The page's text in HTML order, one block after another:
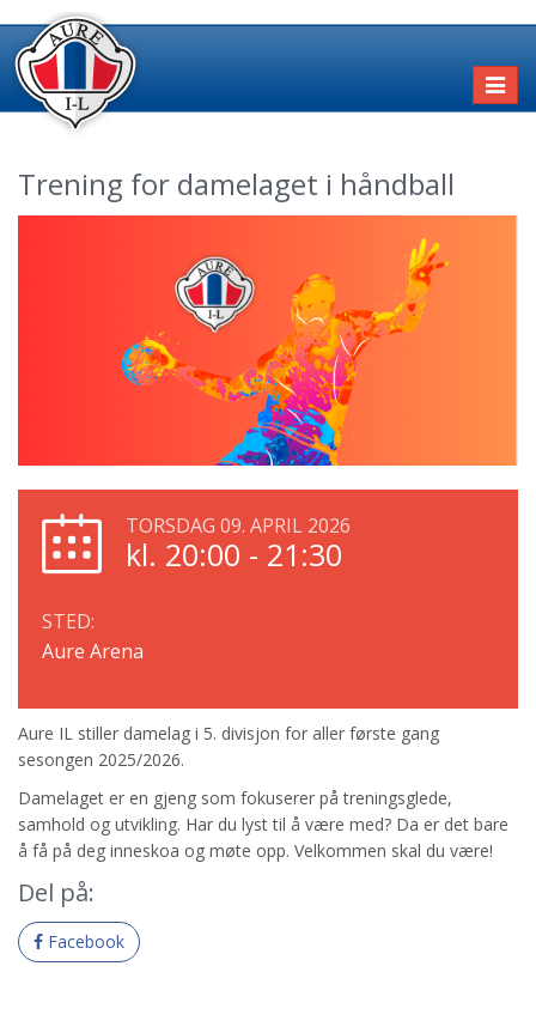
Trening for damelaget i håndball
TORSDAG 09. APRIL 2026
kl. 20:00 - 21:30
STED:
Aure Arena
Aure IL stiller damelag i 5. divisjon for aller første gang
sesongen 2025/2026.
Damelaget er en gjeng som fokuserer på treningsglede,
samhold og utvikling. Har du lyst til å være med? Da er det bare
å få på deg inneskoa og møte opp. Velkommen skal du være!
Del på:
Facebook